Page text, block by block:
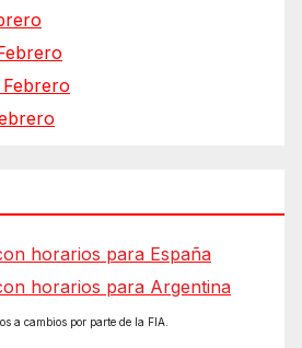
horarios para España
horarios para Argentina
a cambios por parte de la FIA.